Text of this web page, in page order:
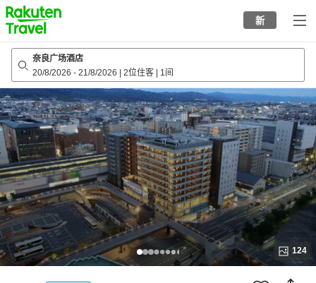
to
top
page
新
奈良广场酒店
20/8/2026 - 21/8/2026 2位住客 1间
124